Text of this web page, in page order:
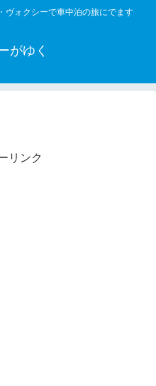
ヴォクシーで車中泊の旅にでます
がゆく
リンク